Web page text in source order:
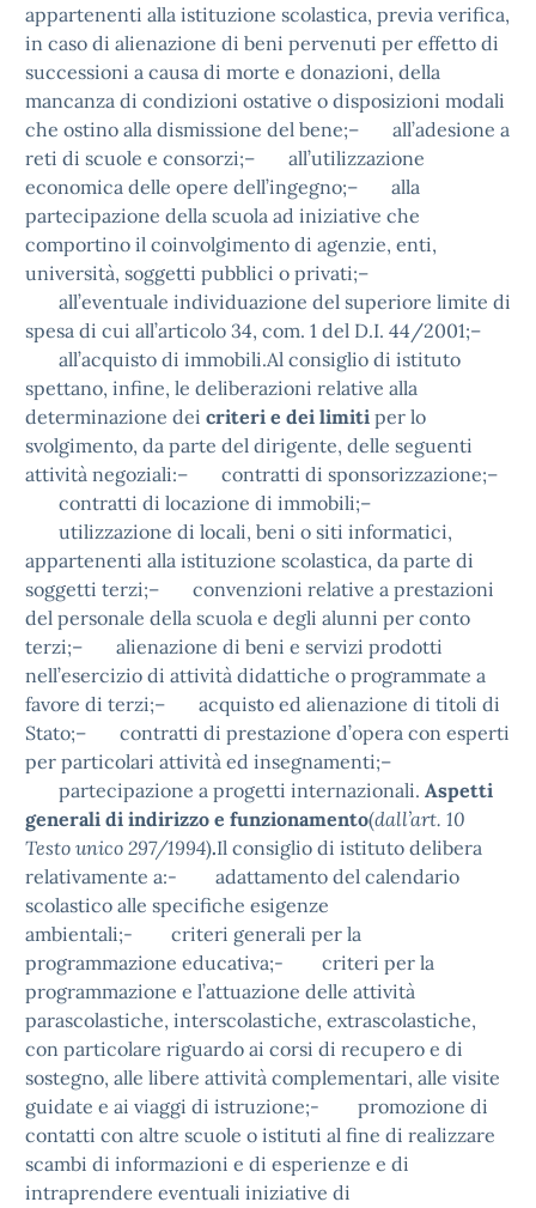
appartenenti alla istituzione scolastica, previa verifica,
in caso di alienazione di beni pervenuti per effetto di
successioni a causa di morte e donazioni, della
mancanza di condizioni ostative o disposizioni modali
che ostino alla dismissione del bene;– all’adesione a
reti di scuole e consorzi;– all’utilizzazione
economica delle opere dell’ingegno;– alla
partecipazione della scuola ad iniziative che
comportino il coinvolgimento di agenzie, enti,
università, soggetti pubblici o privati;–
all’eventuale individuazione del superiore limite di
spesa di cui all’articolo 34, com. 1 del D.I. 44/2001;–
all’acquisto di immobili.Al consiglio di istituto
spettano, infine, le deliberazioni relative alla
determinazione dei criteri e dei limiti per lo
svolgimento, da parte del dirigente, delle seguenti
attività negoziali:– contratti di sponsorizzazione;–
contratti di locazione di immobili;–
utilizzazione di locali, beni o siti informatici,
appartenenti alla istituzione scolastica, da parte di
soggetti terzi;– convenzioni relative a prestazioni
del personale della scuola e degli alunni per conto
terzi;– alienazione di beni e servizi prodotti
nell’esercizio di attività didattiche o programmate a
favore di terzi;– acquisto ed alienazione di titoli di
Stato;– contratti di prestazione d’opera con esperti
per particolari attività ed insegnamenti;–
partecipazione a progetti internazionali. Aspetti
generali di indirizzo e funzionamento(dall’art. 10
Testo unico 297/1994).Il consiglio di istituto delibera
relativamente a:- adattamento del calendario
scolastico alle specifiche esigenze
ambientali;- criteri generali per la
programmazione educativa;- criteri per la
programmazione e l’attuazione delle attività
parascolastiche, interscolastiche, extrascolastiche,
con particolare riguardo ai corsi di recupero e di
sostegno, alle libere attività complementari, alle visite
guidate e ai viaggi di istruzione;- promozione di
contatti con altre scuole o istituti al fine di realizzare
scambi di informazioni e di esperienze e di
intraprendere eventuali iniziative di